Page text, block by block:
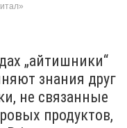
„айтишники“
знания друг
не связанные
продуктов,